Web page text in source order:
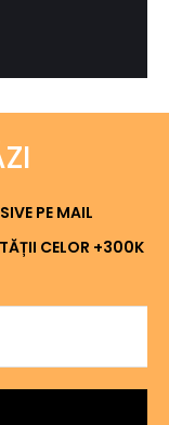
PE MAIL
CELOR +300K